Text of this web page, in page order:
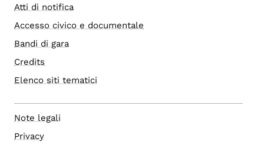
Atti di notifica
Accesso civico e documentale
Bandi di gara
Credits
Elenco siti tematici
Note legali
Privacy